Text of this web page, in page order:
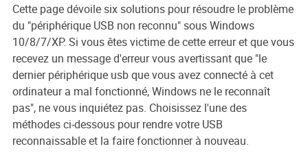
Cette page dévoile six solutions pour résoudre le problème
du "périphérique USB non reconnu" sous Windows
10/8/7/XP. Si vous êtes victime de cette erreur et que vous
recevez un message d'erreur vous avertissant que "le
dernier périphérique usb que vous avez connecté à cet
ordinateur a mal fonctionné, Windows ne le reconnaît
pas", ne vous inquiétez pas. Choisissez l'une des
méthodes ci-dessous pour rendre votre USB
reconnaissable et la faire fonctionner à nouveau.